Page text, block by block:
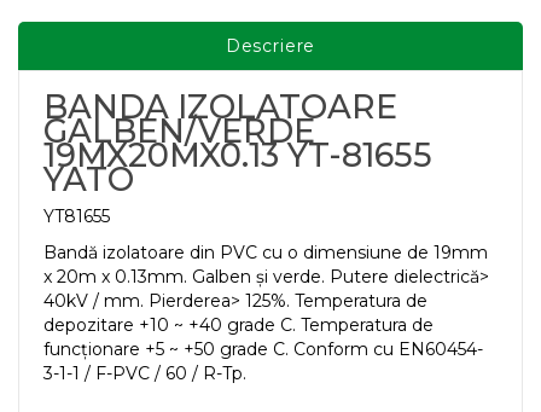
Descriere
BANDA IZOLATOARE
GALBEN/VERDE
19MX20MX0.13 YT-81655
YATO
YT81655
Bandă izolatoare din PVC cu o dimensiune de 19mm
x 20m x 0.13mm. Galben și verde. Putere dielectrică>
40kV / mm. Pierderea> 125%. Temperatura de
depozitare +10 ~ +40 grade C. Temperatura de
funcționare +5 ~ +50 grade C. Conform cu EN60454-
3-1-1 / F-PVC / 60 / R-Tp.